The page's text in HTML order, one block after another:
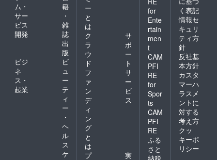
ム・
サー
ビス
開発
籍
・
雑
誌
出
版
ビジ
ネ
ス・
起業
ビ
ュ
ー
テ
ィ
ー
・
ヘ
ル
ス
ケ
ー
と
は
ク
ラ
ウ
ド
フ
ァ
ン
デ
ィ
ン
グ
と
は
サ
ポ
ー
ト
サ
ー
ビ
ス
プ
実
for
Ente
rtain
men
t
CAM
PFI
RE
for
Spor
ts
CAM
PFI
RE
ふる
さと
く表記
情報セ
キュリ
ティ方
針
反社基
本方針
カスタ
マーハ
ラスメ
ントに
対する
考え方
クッ
キーポ
リシー